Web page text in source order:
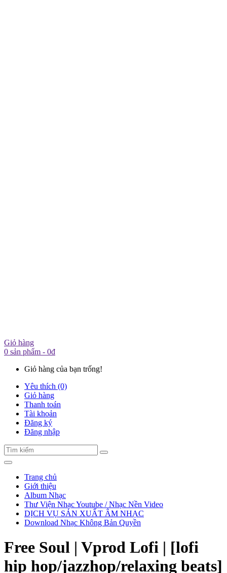
Giỏ hàng
0 sản phẩm - 0đ
Giỏ hàng của bạn trống!
Yêu thích (0)
Giỏ hàng
Thanh toán
Tài khoản
Đăng ký
Đăng nhập
Trang chủ
Giới thiệu
Album Nhạc
Thư Viện Nhạc Youtube / Nhạc Nền Video
DỊCH VỤ SẢN XUẤT ÂM NHẠC
Download Nhạc Không Bản Quyền
Free Soul | Vprod Lofi | [lofi
hip hop/jazzhop/relaxing beats]